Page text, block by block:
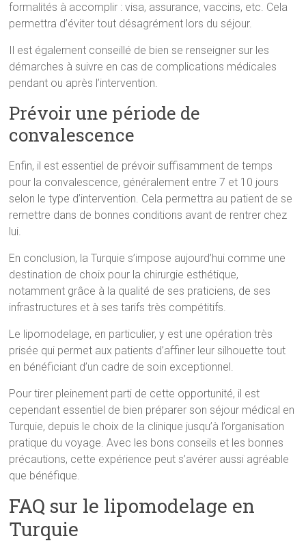
formalités à accomplir : visa, assurance, vaccins, etc. Cela
permettra d’éviter tout désagrément lors du séjour.
Il est également conseillé de bien se renseigner sur les
démarches à suivre en cas de complications médicales
pendant ou après l’intervention.
Prévoir une période de
convalescence
Enfin, il est essentiel de prévoir suffisamment de temps
pour la convalescence, généralement entre 7 et 10 jours
selon le type d’intervention. Cela permettra au patient de se
remettre dans de bonnes conditions avant de rentrer chez
lui.
En conclusion, la Turquie s’impose aujourd’hui comme une
destination de choix pour la chirurgie esthétique,
notamment grâce à la qualité de ses praticiens, de ses
infrastructures et à ses tarifs très compétitifs.
Le lipomodelage, en particulier, y est une opération très
prisée qui permet aux patients d’affiner leur silhouette tout
en bénéficiant d’un cadre de soin exceptionnel.
Pour tirer pleinement parti de cette opportunité, il est
cependant essentiel de bien préparer son séjour médical en
Turquie, depuis le choix de la clinique jusqu’à l’organisation
pratique du voyage. Avec les bons conseils et les bonnes
précautions, cette expérience peut s’avérer aussi agréable
que bénéfique.
FAQ sur le lipomodelage en
Turquie